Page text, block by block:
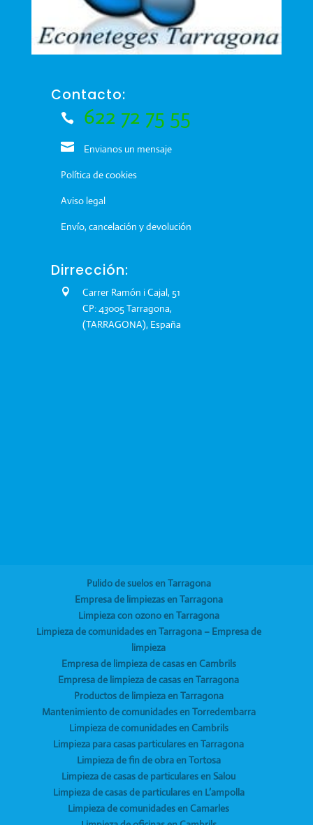
Contacto:
622 72 75 55
Envianos un mensaje
Política de cookies
Aviso legal
Envío, cancelación y devolución
Dirrección:
Carrer Ramón i Cajal, 51
CP: 43005 Tarragona,
(TARRAGONA), España
Pulido de suelos en Tarragona
Empresa de limpiezas en Tarragona
Limpieza con ozono en Tarragona
Limpieza de comunidades en Tarragona – Empresa de
limpieza
Empresa de limpieza de casas en Cambrils
Empresa de limpieza de casas en Tarragona
Productos de limpieza en Tarragona
Mantenimiento de comunidades en Torredembarra
Limpieza de comunidades en Cambrils
Limpieza para casas particulares en Tarragona
Limpieza de fin de obra en Tortosa
Limpieza de casas de particulares en Salou
Limpieza de casas de particulares en L’ampolla
Limpieza de comunidades en Camarles